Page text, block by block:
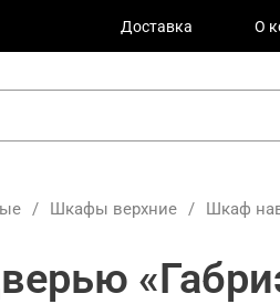
Доставка О
/ Шкафы верхние / Шкаф